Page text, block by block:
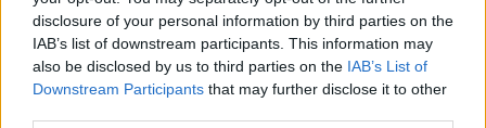
disclosure of your personal information by third parties on the
IAB’s list of downstream participants. This information may
also be disclosed by us to third parties on the IAB’s List of
Downstream Participants that may further disclose it to other
Giorno